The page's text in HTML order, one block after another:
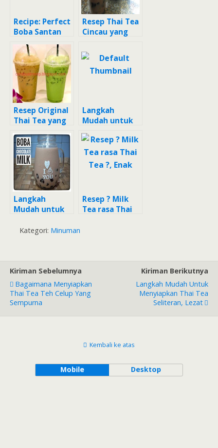
Recipe: Perfect
Boba Santan
Thai Tea
Resep Thai Tea
Cincau yang
Resep Original
Thai Tea yang
Enak
Langkah
Mudah untuk
Membuat Thai
tea ? yang
Lezat Sekali
Langkah
Mudah untuk
Thai Tea
Resep ? Milk
Tea rasa Thai
Kategori: Minuman
Kiriman Sebelumnya
Bagaimana Menyiapkan
Thai Tea Teh Celup Yang
Sempurna
Kiriman Berikutnya
Langkah Mudah Untuk
Menyiapkan Thai Tea
Seliteran, Lezat
Kembali ke atas
Mobile Desktop